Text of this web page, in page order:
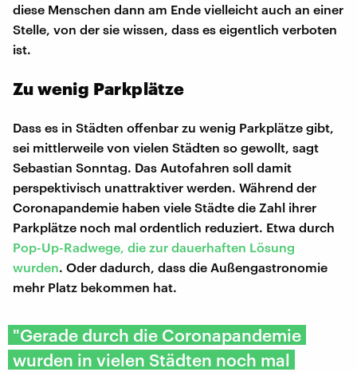
diese Menschen dann am Ende vielleicht auch an einer
Stelle, von der sie wissen, dass es eigentlich verboten
ist.
Zu wenig Parkplätze
Dass es in Städten offenbar zu wenig Parkplätze gibt,
sei mittlerweile von vielen Städten so gewollt, sagt
Sebastian Sonntag. Das Autofahren soll damit
perspektivisch unattraktiver werden. Während der
Coronapandemie haben viele Städte die Zahl ihrer
Parkplätze noch mal ordentlich reduziert. Etwa durch
Pop-Up-Radwege, die zur dauerhaften Lösung
wurden. Oder dadurch, dass die Außengastronomie
mehr Platz bekommen hat.
"Gerade durch die Coronapandemie
wurden in vielen Städten noch mal